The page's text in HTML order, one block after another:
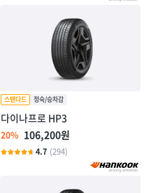
다이나프로 HP3
20% 106,200원
4.7 (294)